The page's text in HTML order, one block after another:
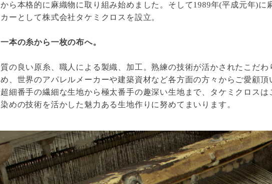
から本格的に麻織物に取り組み始めました。そして1989年(平成元年)に
カーとして株式会社タケミクロスを設立。
一本の糸から一枚の布へ。
質の良い原糸、職人による製織、加工。熟練の技術が活かされたこだ
め、世界のアパレルメーカーや建築資材など各方面の方々からご愛顧頂
超細番手の繊細な生地から極太番手の趣深い生地まで、タケミクロス
染めの技術を活かした魅力ある生地作りに努めてまいります。